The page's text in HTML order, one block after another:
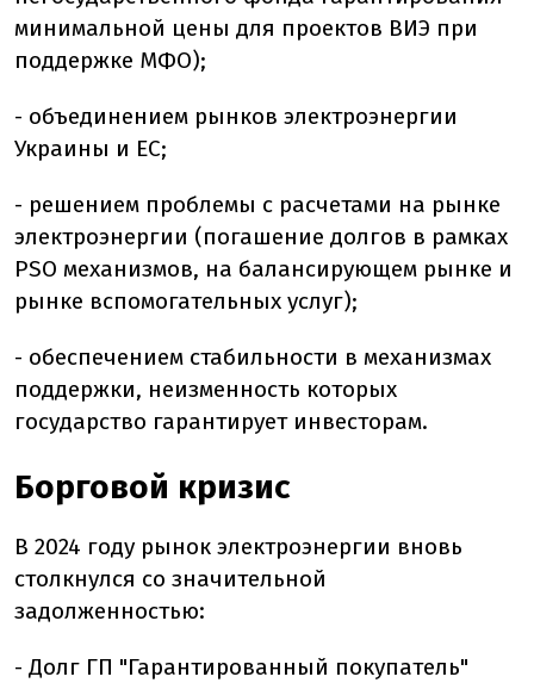
минимальной цены для проектов ВИЭ при
поддержке МФО);
- объединением рынков электроэнергии
Украины и ЕС;
- решением проблемы с расчетами на рынке
электроэнергии (погашение долгов в рамках
PSO механизмов, на балансирующем рынке и
рынке вспомогательных услуг);
- обеспечением стабильности в механизмах
поддержки, неизменность которых
государство гарантирует инвесторам.
Борговой кризис
В 2024 году рынок электроэнергии вновь
столкнулся со значительной
задолженностью:
- Долг ГП "Гарантированный покупатель"